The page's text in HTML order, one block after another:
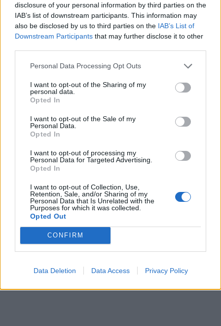
disclosure of your personal information by third parties on the
IAB’s list of downstream participants. This information may
also be disclosed by us to third parties on the IAB’s List of
Downstream Participants that may further disclose it to other
Personal Data Processing Opt Outs
I want to opt-out of the Sharing of my
personal data.
Opted In
I want to opt-out of the Sale of my
Personal Data.
Opted In
I want to opt-out of processing my
Personal Data for Targeted Advertising.
Opted In
I want to opt-out of Collection, Use,
Retention, Sale, and/or Sharing of my
Personal Data that Is Unrelated with the
Purposes for which it was collected.
Opted Out
CONFIRM
Data Deletion Data Access Privacy Policy